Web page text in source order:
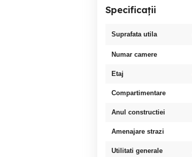
Specificații
Suprafata utila
Numar camere
Etaj
Compartimentare
Anul constructiei
Amenajare strazi
Utilitati generale